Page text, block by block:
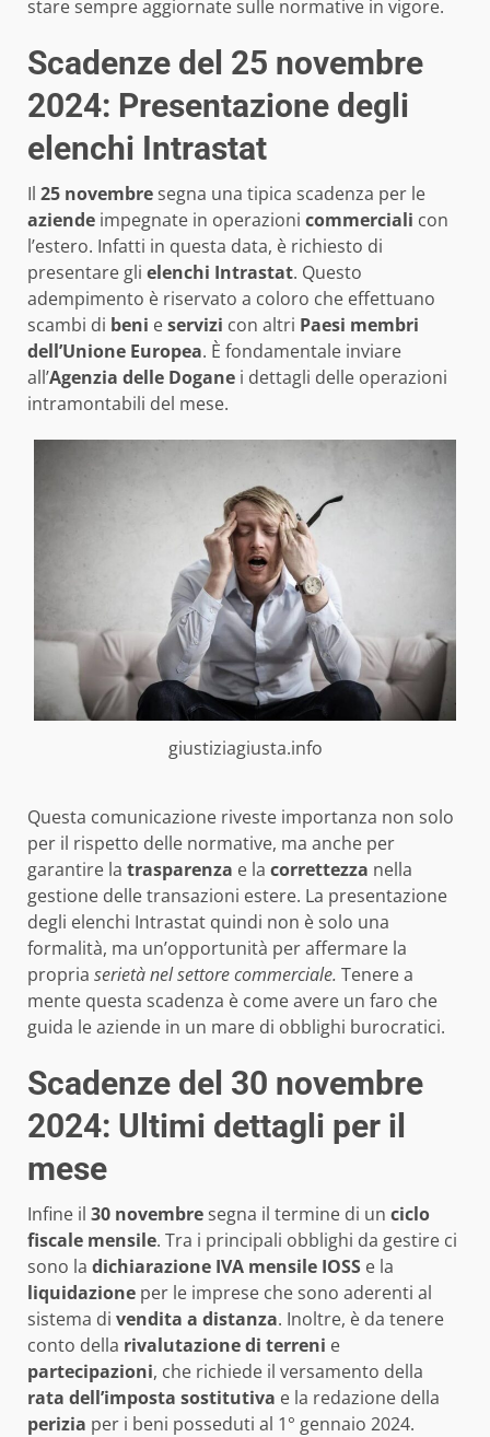
stare sempre aggiornate sulle normative in vigore.
Scadenze del 25 novembre
2024: Presentazione degli
elenchi Intrastat
Il 25 novembresegna una tipica scadenza per le
aziende impegnate in operazioni commerciali con
l’estero. Infatti in questa data, è richiesto di
presentare gli elenchi Intrastat. Questo
adempimento è riservato a coloro che effettuano
scambi di beni eservizi con altri Paesi membri
dell’Unione Europea. È fondamentale inviare
all’Agenzia delle Dogane i dettagli delle operazioni
intramontabili del mese.
giustiziagiusta.info
Questa comunicazione riveste importanza non solo
per il rispetto delle normative, ma anche per
garantire la trasparenza e la correttezza nella
gestione delle transazioni estere. La presentazione
degli elenchi Intrastat quindi non è solo una
formalità, ma un’opportunità per affermare la
propria serietà nel settore commerciale. Tenere a
mente questa scadenza è come avere un faro che
guida le aziende in un mare di obblighi burocratici.
Scadenze del 30 novembre
2024: Ultimi dettagli per il
mese
Infine il 30 novembresegna il termine di un ciclo
fiscale mensile. Tra i principali obblighi da gestire ci
sono la dichiarazione IVA mensile IOSS e la
liquidazione per le imprese che sono aderenti al
sistema di vendita a distanza. Inoltre, è da tenere
conto della rivalutazione di terreni e
partecipazioni, che richiede il versamento della
rata dell’imposta sostitutiva e la redazione della
perizia per i beni posseduti al 1° gennaio 2024.